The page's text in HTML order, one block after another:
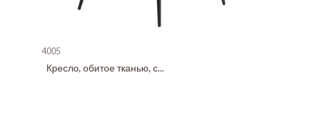
4005
Кресло, обитое тканью, с...